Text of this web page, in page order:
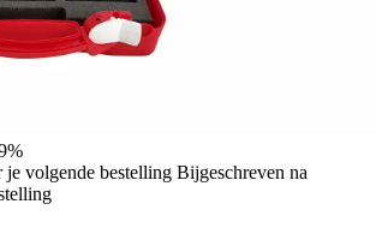
je volgende bestelling Bijgeschreven na